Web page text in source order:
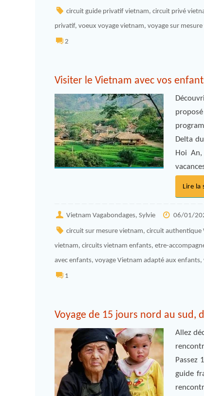
circuit guide privatif vietnam,circuit privé
privatif, voeux voyage vietnam, voyage sur
2
Visiter le Vietnam avec vos
Delta
Hoi
Lire la
Vietnam Vagabondages, Sylvie 06/01/
circuit sur mesure vietnam,circuit authentique
vietnam, circuits vietnam enfants, etre-
avec enfants, voyage Vietnam adapté aux enfants,
1
Voyage de 15 jours nord au sud,
Allez
Passez
guide